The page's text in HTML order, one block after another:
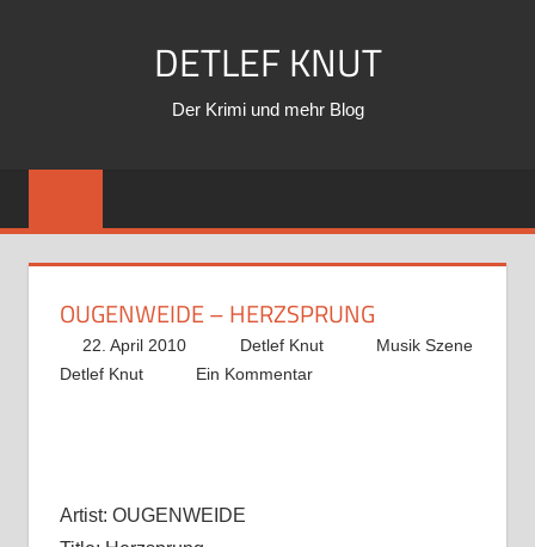
DETLEF KNUT
Der Krimi und mehr Blog
OUGENWEIDE – HERZSPRUNG
22. April 2010 Detlef Knut
Musik Szene
Detlef Knut
Ein Kommentar
Artist: OUGENWEIDE